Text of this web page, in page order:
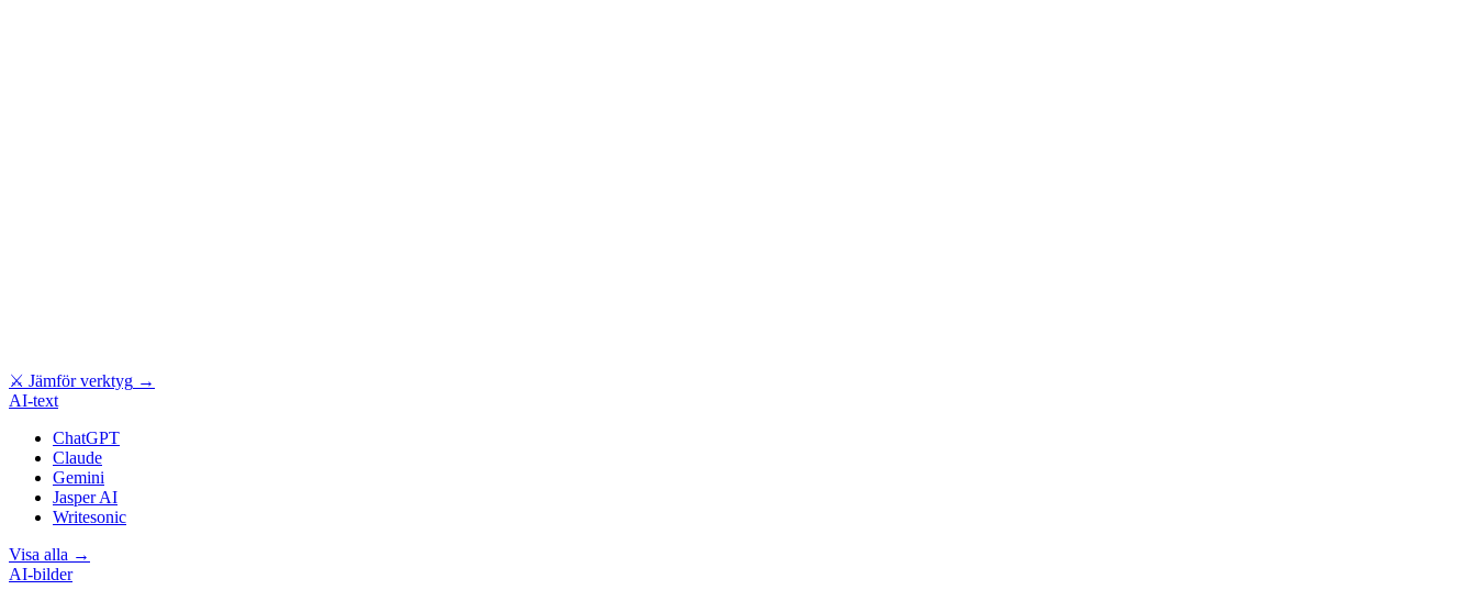
⚔ Jämför verktyg →
AI-text
ChatGPT
Claude
Gemini
Jasper AI
Writesonic
Visa alla →
AI-bilder